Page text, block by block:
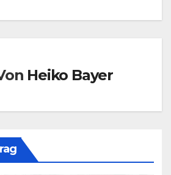
Heiko Bayer